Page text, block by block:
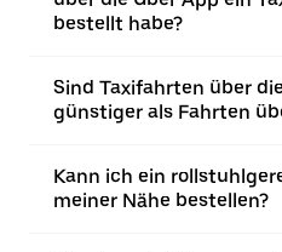
bestellt habe?
Sind Taxifahrten über
günstiger als Fahrten
Kann ich ein
meiner Nähe bestellen?